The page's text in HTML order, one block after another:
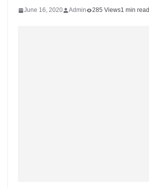
June 16, 2020 Admin 285 Views1 min read